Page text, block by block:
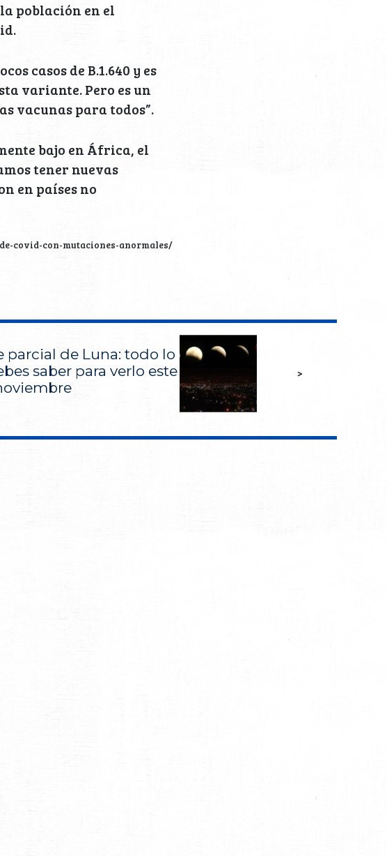
población en el
casos de B.1.640 y es
variante. Pero es un
vacunas para todos”.
bajo en África, el
tener nuevas
en países no
covid-con-mutaciones-anormales/
parcial de Luna: todo lo
saber para verlo este
>